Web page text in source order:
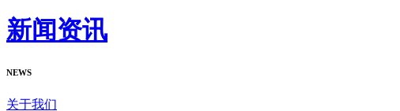
新闻资讯
NEWS
关于我们